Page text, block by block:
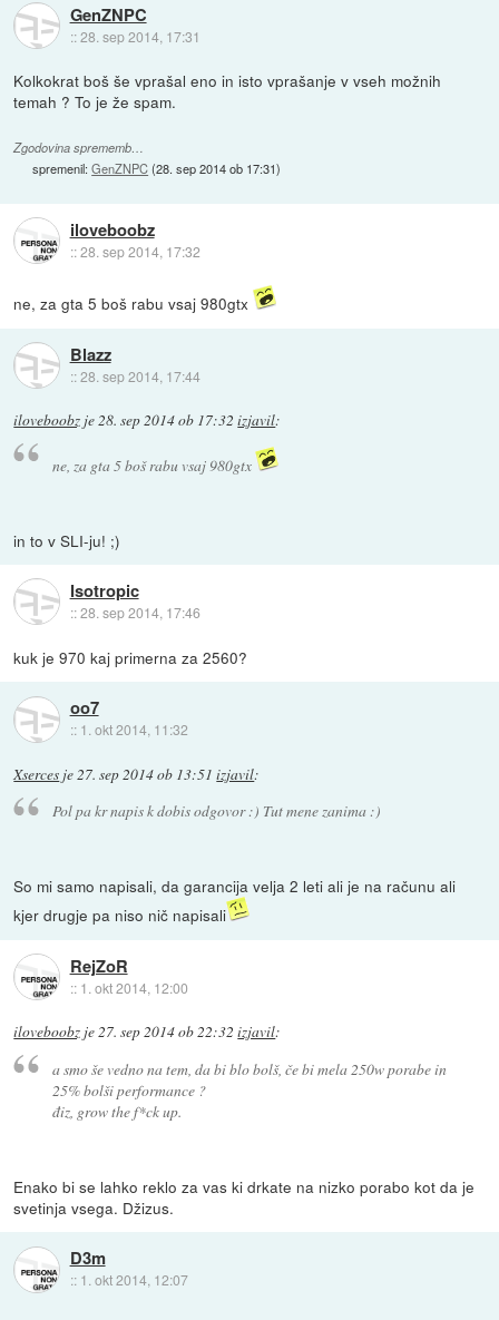
GenZNPC
::28. sep 2014, 17:31
Kolkokrat boš še vprašal eno in isto vprašanje v vseh možnih
temah ? To je že spam.
Zgodovina sprememb…
spremenil:GenZNPC(28. sep 2014 ob 17:31)
iloveboobz
::28. sep 2014, 17:32
ne, za gta 5 boš rabu vsaj 980gtx
Blazz
::28. sep 2014, 17:44
iloveboobz je28. sep 2014 ob 17:32 izjavil:
ne, za gta 5 boš rabu vsaj 980gtx
in to v SLI-ju! ;)
Isotropic
::28. sep 2014, 17:46
kuk je 970 kaj primerna za 2560?
oo7
:: 1. okt 2014, 11:32
Xserces je27. sep 2014 ob 13:51 izjavil:
Pol pa kr napis k dobis odgovor :) Tut mene zanima :)
So mi samo napisali, da garancija velja 2 leti ali je na računu ali
kjer drugje pa niso nič napisali
RejZoR
:: 1. okt 2014, 12:00
iloveboobz je27. sep 2014 ob 22:32 izjavil:
a smo še vedno na tem, da bi blo bolš, če bi mela 250w porabe in
25% bolši performance ?
điz, grow the f*ck up.
Enako bi se lahko reklo za vas ki drkate na nizko porabo kot da je
svetinja vsega. Džizus.
D3m
:: 1. okt 2014, 12:07